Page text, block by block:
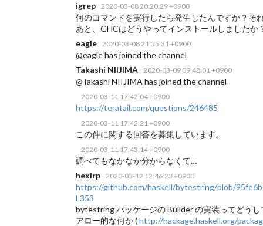
igrep
2020-03-08 20:20:29 +0900
何のコマンドを実行したら発生したんですか？そ
あと、GHCはどうやってインストールしましたか
eagle
2020-03-08 21:55:31 +0900
@eagle has joined the channel
Takashi NIIJIMA
2020-03-09 09:48:01 +0900
@Takashi NIIJIMA has joined the channel
2020-03-11 17:42:04 +0900
https://teratail.com/questions/246485
2020-03-11 17:42:21 +0900
この件に関する回答を募集しています。
2020-03-11 17:43:14 +0900
調べてもなかなか分からなくて…
hexirp
2020-03-12 12:46:23 +0900
https://github.com/haskell/bytestring/blob/
L353
bytestring パッケージの Builder の実装ってどう
アロー的な何か (http://hackage.haskell.org/